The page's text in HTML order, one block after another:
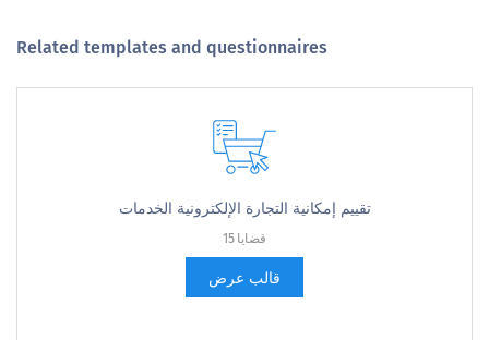
Related templates and questionnaires
تقييم إمكانية التجارة الإلكترونية الخدمات
15 قضايا
قالب عرض